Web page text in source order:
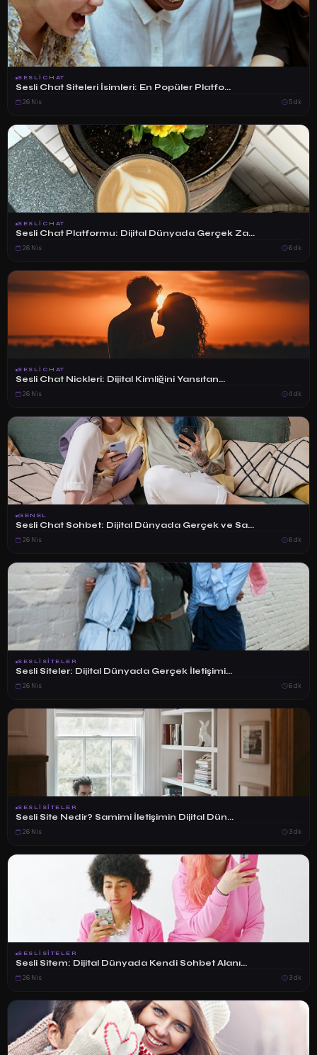
SESLICHAT
Sesli Chat Siteleri İsimleri: En Popüler Platfo...
26 Nis 5 dk
SESLICHAT
Sesli Chat Platformu: Dijital Dünyada Gerçek Za...
26 Nis 6 dk
SESLICHAT
Sesli Chat Nickleri: Dijital Kimliğini Yansıtan...
26 Nis 4 dk
GENEL
Sesli Chat Sohbet: Dijital Dünyada Gerçek ve Sa...
26 Nis 6 dk
SESLISITELER
Sesli Siteler: Dijital Dünyada Gerçek İletişimi...
26 Nis 6 dk
SESLISITELER
Sesli Site Nedir? Samimi İletişimin Dijital Dün...
26 Nis 3 dk
SESLISITELER
Sesli Sitem: Dijital Dünyada Kendi Sohbet Alanı...
26 Nis 3 dk